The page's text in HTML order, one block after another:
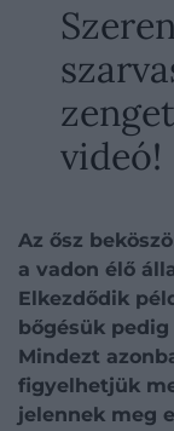
videó!
Az ősz
a vadon élő
Elkezdődik
bőgésük
Mindezt
figyelhetjük
jelennek meg